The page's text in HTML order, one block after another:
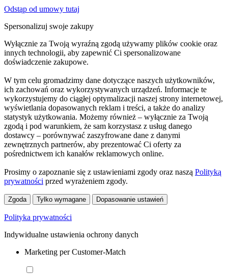
Odstąp od umowy tutaj
Spersonalizuj swoje zakupy
Wyłącznie za Twoją wyraźną zgodą używamy plików cookie oraz
innych technologii, aby zapewnić Ci spersonalizowane
doświadczenie zakupowe.
W tym celu gromadzimy dane dotyczące naszych użytkowników,
ich zachowań oraz wykorzystywanych urządzeń. Informacje te
wykorzystujemy do ciągłej optymalizacji naszej strony internetowej,
wyświetlania dopasowanych reklam i treści, a także do analizy
statystyk użytkowania. Możemy również – wyłącznie za Twoją
zgodą i pod warunkiem, że sam korzystasz z usług danego
dostawcy – porównywać zaszyfrowane dane z danymi
zewnętrznych partnerów, aby prezentować Ci oferty za
pośrednictwem ich kanałów reklamowych online.
Prosimy o zapoznanie się z ustawieniami zgody oraz naszą Polityką
prywatności przed wyrażeniem zgody.
Zgoda Tylko wymagane Dopasowanie ustawień
Polityka prywatności
Indywidualne ustawienia ochrony danych
Marketing per Customer-Match